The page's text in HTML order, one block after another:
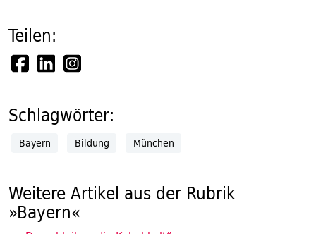
Teilen:
Schlagwörter:
Bayern Bildung München
Weitere Artikel aus der Rubrik
»Bayern«